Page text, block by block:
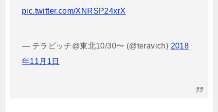
pic.twitter.com/XNRSP24xrX
— テラビッチ@東北10/30〜 (@teravich) 2018
年11月1日